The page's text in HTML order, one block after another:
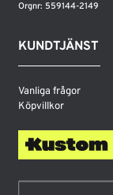
Orgnr: 559144-2149
KUNDTJÄNST
Vanliga frågor
Köpvillkor